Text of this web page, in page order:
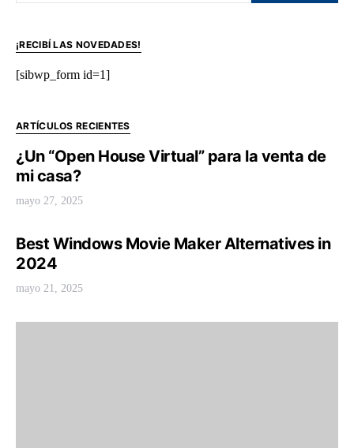
¡RECIBÍ LAS NOVEDADES!
[sibwp_form id=1]
ARTÍCULOS RECIENTES
¿Un “Open House Virtual” para la venta de
mi casa?
mayo 27, 2025
Best Windows Movie Maker Alternatives in
2024
mayo 21, 2025